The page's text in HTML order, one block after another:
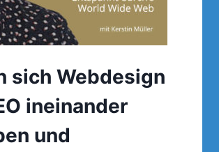
sich Webdesign
ineinander
und